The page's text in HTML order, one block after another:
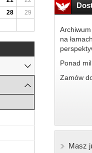
na
Ponad
Zamów
Masz
28
29